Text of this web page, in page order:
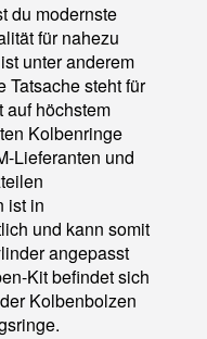
du modernste
für nahezu
unter anderem
Tatsache steht für
höchstem
Kolbenringe
Lieferanten und
ist in
und kann somit
angepasst
Kit befindet sich
Kolbenbolzen